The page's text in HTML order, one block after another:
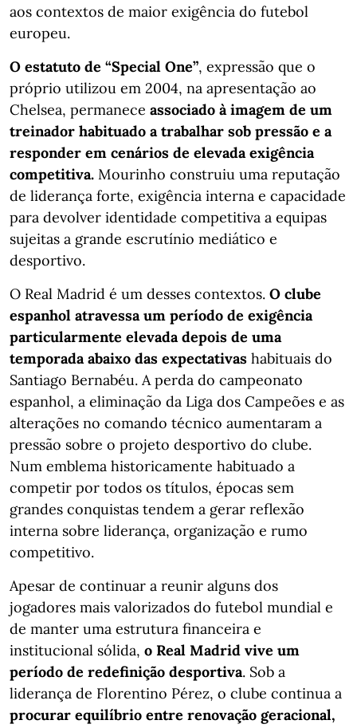
aos contextos de maior exigência do futebol
europeu.
O estatuto de “Special One”, expressão que o
próprio utilizou em 2004, na apresentação ao
Chelsea, permanece associado à imagem de um
treinador habituado a trabalhar sob pressão e a
responder em cenários de elevada exigência
competitiva. Mourinho construiu uma reputação
de liderança forte, exigência interna e capacidade
para devolver identidade competitiva a equipas
sujeitas a grande escrutínio mediático e
desportivo.
O Real Madrid é um desses contextos. O clube
espanhol atravessa um período de exigência
particularmente elevada depois de uma
temporada abaixo das expectativas habituais do
Santiago Bernabéu. A perda do campeonato
espanhol, a eliminação da Liga dos Campeões e as
alterações no comando técnico aumentaram a
pressão sobre o projeto desportivo do clube.
Num emblema historicamente habituado a
competir por todos os títulos, épocas sem
grandes conquistas tendem a gerar reflexão
interna sobre liderança, organização e rumo
competitivo.
Apesar de continuar a reunir alguns dos
jogadores mais valorizados do futebol mundial e
de manter uma estrutura financeira e
institucional sólida, o Real Madrid vive um
período de redefinição desportiva. Sob a
liderança de Florentino Pérez, o clube continua a
procurar equilíbrio entre renovação geracional,